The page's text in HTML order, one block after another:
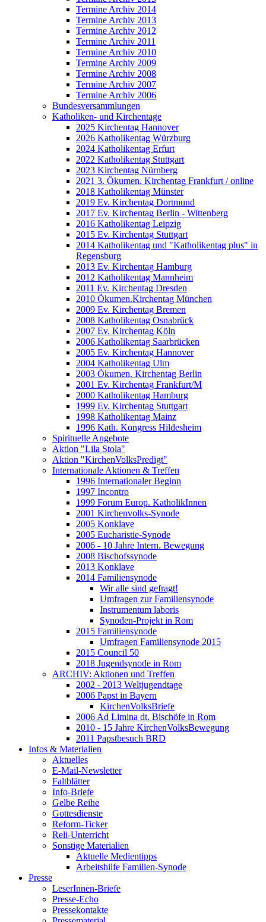
Termine Archiv 2014
Termine Archiv 2013
Termine Archiv 2012
Termine Archiv 2011
Termine Archiv 2010
Termine Archiv 2009
Termine Archiv 2008
Termine Archiv 2007
Termine Archiv 2006
Bundesversammlungen
Katholiken- und Kirchentage
2025 Kirchentag Hannover
2026 Katholikentag Würzburg
2024 Katholikentag Erfurt
2022 Katholikentag Stuttgart
2023 Kirchentag Nürnberg
2021 3. Ökumen. Kirchentag Frankfurt / online
2018 Katholikentag Münster
2019 Ev. Kirchentag Dortmund
2017 Ev. Kirchentag Berlin - Wittenberg
2016 Katholikentag Leipzig
2015 Ev. Kirchentag Stuttgart
2014 Katholikentag und "Katholikentag plus" in
Regensburg
2013 Ev. Kirchentag Hamburg
2012 Katholikentag Mannheim
2011 Ev. Kirchentag Dresden
2010 Ökumen.Kirchentag München
2009 Ev. Kirchentag Bremen
2008 Katholikentag Osnabrück
2007 Ev. Kirchentag Köln
2006 Katholikentag Saarbrücken
2005 Ev. Kirchentag Hannover
2004 Katholikentag Ulm
2003 Ökumen. Kirchentag Berlin
2001 Ev. Kirchentag Frankfurt/M
2000 Katholikentag Hamburg
1999 Ev. Kirchentag Stuttgart
1998 Katholikentag Mainz
1996 Kath. Kongress Hildesheim
Spirituelle Angebote
Aktion "Lila Stola"
Aktion "KirchenVolksPredigt"
Internationale Aktionen & Treffen
1996 Internationaler Beginn
1997 Incontro
1999 Forum Europ. KatholikInnen
2001 Kirchenvolks-Synode
2005 Konklave
2005 Eucharistie-Synode
2006 - 10 Jahre Intern. Bewegung
2008 Bischofssynode
2013 Konklave
2014 Familiensynode
Wir alle sind gefragt!
Umfragen zur Familiensynode
Instrumentum laboris
Synoden-Projekt in Rom
2015 Familiensynode
Umfragen Familiensynode 2015
2015 Council 50
2018 Jugendsynode in Rom
ARCHIV: Aktionen und Treffen
2002 - 2013 Weltjugendtage
2006 Papst in Bayern
KirchenVolksBriefe
2006 Ad Limina dt. Bischöfe in Rom
2010 - 15 Jahre KirchenVolksBewegung
2011 Papstbesuch BRD
Infos & Materialien
Aktuelles
E-Mail-Newsletter
Faltblätter
Info-Briefe
Gelbe Reihe
Gottesdienste
Reform-Ticker
Reli-Unterricht
Sonstige Materialien
Aktuelle Medientipps
Arbeitshilfe Familien-Synode
Presse
LeserInnen-Briefe
Presse-Echo
Pressekontakte